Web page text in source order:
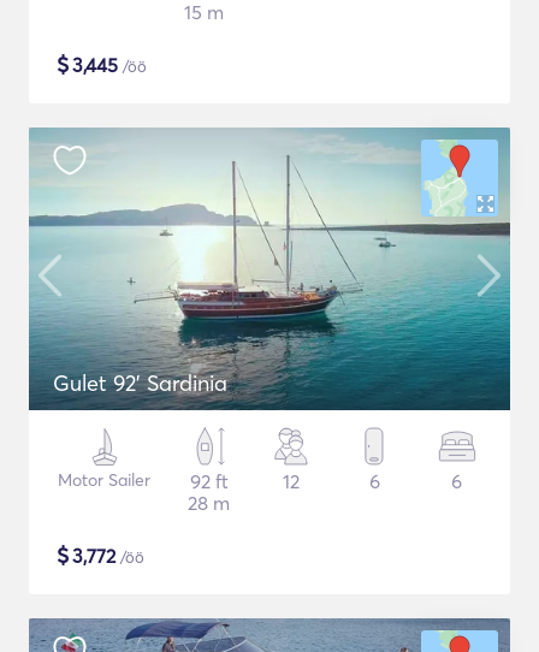
15 m
$3,445 /öö
Gulet 92' Sardinia
Motor Sailer
92 ft
28 m
12 6 6
$3,772/öö